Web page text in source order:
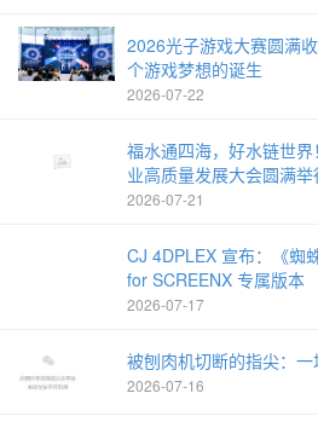
2026光子游戏大赛圆满
个游戏梦想的诞生
2026-07-22
福水通四海，好水链世
业高质量发展大会圆满举
2026-07-21
CJ 4DPLEX 宣布：《蜘
for SCREENX 专属版本
2026-07-17
被刨肉机切断的指尖：一
2026-07-16